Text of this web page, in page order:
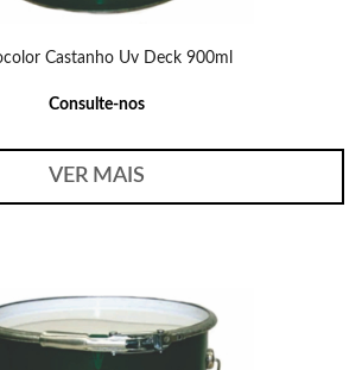
Castanho Uv Deck 900ml
Consulte-nos
VER MAIS